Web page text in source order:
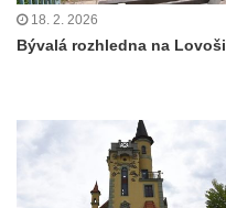
18. 2. 2026
Bývalá rozhledna na Lovoši